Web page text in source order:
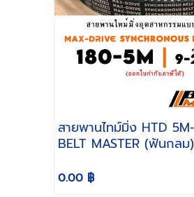
สายพานไทม์มิ่ง HTD 5M- 180
BELT MASTER (ฟันกลม)
0.00 ฿